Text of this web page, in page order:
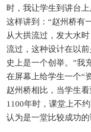
时，我让学生到讲台
这样讲到：“赵州桥有
从大拱流过，发大水
流过，这种设计在以
史上是一个创举。”我
在屏幕上给学生一个“
赵州桥相比，当学生
1100年时，课堂上不
认为是一堂比较成功的